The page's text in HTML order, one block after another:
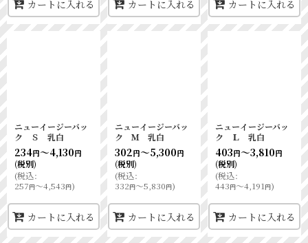
カートに入れる カートに入れる カートに入れる
ニューイージーバッ
ク Ｓ 乳白
234円～4,130円
(税別)
(税込:
257円～4,543円)
カートに入れる
ニューイージーバッ
ク Ｍ 乳白
302円～5,300円
(税別)
(税込:
332円～5,830円)
カートに入れる
ニューイージーバッ
ク Ｌ 乳白
403円～3,810円
(税別)
(税込:
443円～4,191円)
カートに入れる